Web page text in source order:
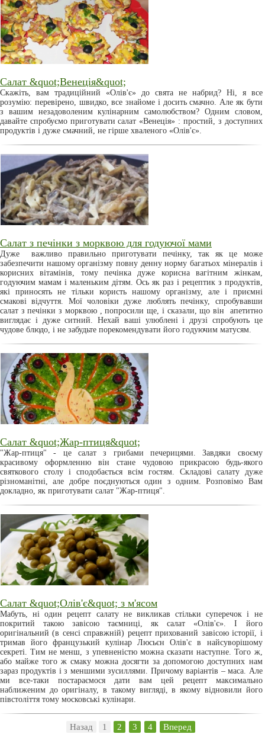
Салат &quot;Венеція&quot;
Скажіть, вам традиційний «Олів'є» до свята не набрид? Ні, я все
розумію: перевірено, швидко, все знайоме і досить смачно. Але як бути
з вашим незадоволеним кулінарним самолюбством? Одним словом,
давайте спробуємо приготувати салат «Венеція» : простий, з доступних
продуктів і дуже смачний, не гірше хваленого «Олів'є».
Салат з печінки з морквою для годуючої мами
Дуже важливо правильно приготувати печінку, так як це може
забезпечити нашому організму повну денну норму багатьох мінералів і
корисних вітамінів, тому печінка дуже корисна вагітним жінкам,
годуючим мамам і маленьким дітям. Ось як раз і рецептик з продуктів,
які приносять не тільки користь нашому організму, але і приємні
смакові відчуття. Мої чоловіки дуже люблять печінку, спробувавши
салат з печінки з морквою , попросили ще, і сказали, що він апетитно
виглядає і дуже ситний. Нехай ваші улюблені і друзі спробують це
чудове блюдо, і не забудьте порекомендувати його годуючим матусям.
Салат &quot;Жар-птиця&quot;
"Жар-птиця" - це салат з грибами печерицями. Завдяки своєму
красивому оформленню він стане чудовою прикрасою будь-якого
святкового столу і сподобається всім гостям. Складові салату дуже
різноманітні, але добре поєднуються один з одним. Розповімо Вам
докладно, як приготувати салат "Жар-птиця".
Салат &quot;Олів'є&quot; з м'ясом
Мабуть, ні один рецепт салату не викликав стільки суперечок і не
покритий такою завісою таємниці, як салат «Олів'є». І його
оригінальний (в сенсі справжній) рецепт прихований завісою історії, і
тримав його французький кулінар Люсьєн Олів'є в найсуворішому
секреті. Тим не менш, з упевненістю можна сказати наступне. Того ж,
або майже того ж смаку можна досягти за допомогою доступних нам
зараз продуктів і з меншими зусиллями. Причому варіантів – маса. Але
ми все-таки постараємося дати вам цей рецепт максимально
наближеним до оригіналу, в такому вигляді, в якому відновили його
півстоліття тому московські кулінари.
Назад 1 2 3 4 Вперед